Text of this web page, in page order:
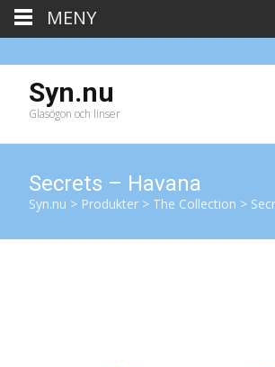
Syn.nu
Glasögon och linser
Secrets – Havana
Syn.nu > Produkter > The Collection >
MENY